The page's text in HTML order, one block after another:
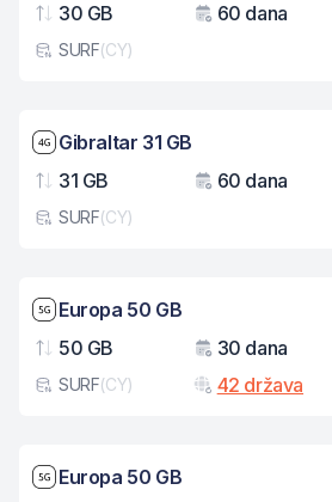
Podaci
30 GB
Važenje
60 dana
Tip eSIM kartice
SURF(CY)
Brzina mreže: 4G
Gibraltar 31 GB
Podaci
31 GB
Važenje
60 dana
Tip eSIM kartice
SURF(CY)
Brzina mreže: 5G
Europa 50 GB
Podaci
50 GB
Važenje
30 dana
Tip eSIM kartice
SURF(CY) 42 država
Brzina mreže: 5G
Europa 50 GB